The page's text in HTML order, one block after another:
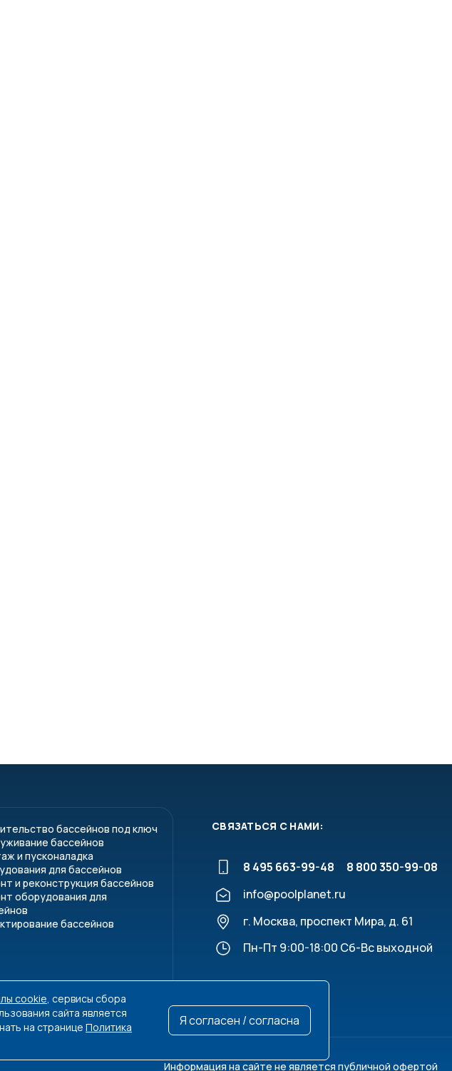
бассейнов под ключ
бассейнов
и пусконаладка
для бассейнов
и реконструкция бассейнов
оборудования для
бассейнов
СВЯЗАТЬСЯ С НАМИ:
8 495 663-99-48
8 800 350-99-08
info@poolplanet.ru
г. Москва, проспект Мира, д. 61
Пн-Пт 9:00-18:00 Сб-Вс выходной
Информация на сайте не является публичной офертой
cookie, сервисы сбора
сайта является
на странице Политика
Я согласен / согласна